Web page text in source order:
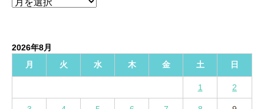
ブ
2026年8月
月
火 水 木 金 土 日
1 2